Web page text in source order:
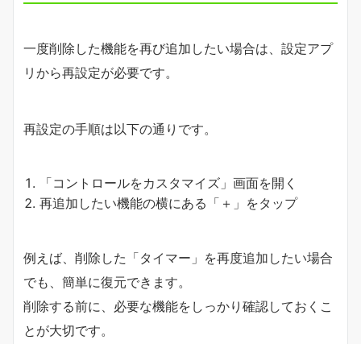
一度削除した機能を再び追加したい場合は、設定アプ
リから再設定が必要です。
再設定の手順は以下の通りです。
「コントロールをカスタマイズ」画面を開く
再追加したい機能の横にある「＋」をタップ
例えば、削除した「タイマー」を再度追加したい場合
でも、簡単に復元できます。
削除する前に、必要な機能をしっかり確認しておくこ
とが大切です。